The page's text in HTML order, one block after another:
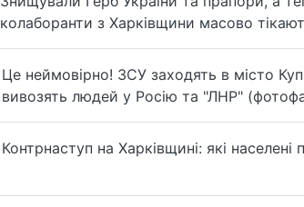
колаборанти з Харківщини масово
Це неймовірно! ЗСУ заходять в місто
вивозять людей у Росію та "ЛНР"
Контрнаступ на Харківщині: які населені